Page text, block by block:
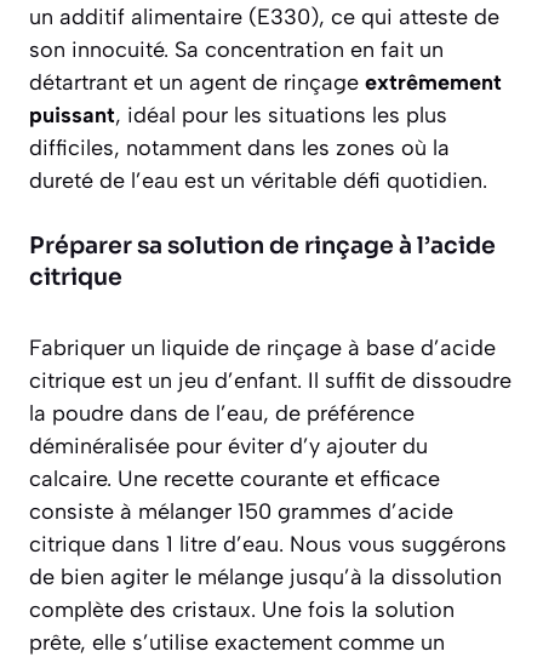
un additif alimentaire (E330), ce qui atteste de
son innocuité. Sa concentration en fait un
détartrant et un agent de rinçage extrêmement
puissant, idéal pour les situations les plus
difficiles, notamment dans les zones où la
dureté de l’eau est un véritable défi quotidien.
Préparer sa solution de rinçage à l’acide
citrique
Fabriquer un liquide de rinçage à base d’acide
citrique est un jeu d’enfant. Il suffit de dissoudre
la poudre dans de l’eau, de préférence
déminéralisée pour éviter d’y ajouter du
calcaire. Une recette courante et efficace
consiste à mélanger 150 grammes d’acide
citrique dans 1 litre d’eau. Nous vous suggérons
de bien agiter le mélange jusqu’à la dissolution
complète des cristaux. Une fois la solution
prête, elle s’utilise exactement comme un